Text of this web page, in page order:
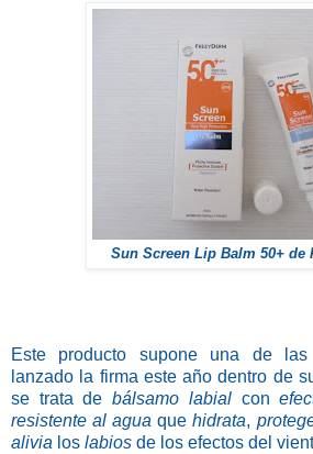
Sun Screen Lip Balm 50+ de
Este producto supone una de
lanzado la firma este año dentro de
se trata debálsamo labialcon
resistente al agua quehidrata,
alivia los labios de los efectos del